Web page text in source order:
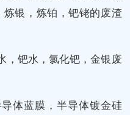
银，炼铂，钯铑的废渣
，钯水，氯化钯，金银废
体蓝膜，半导体镀金硅